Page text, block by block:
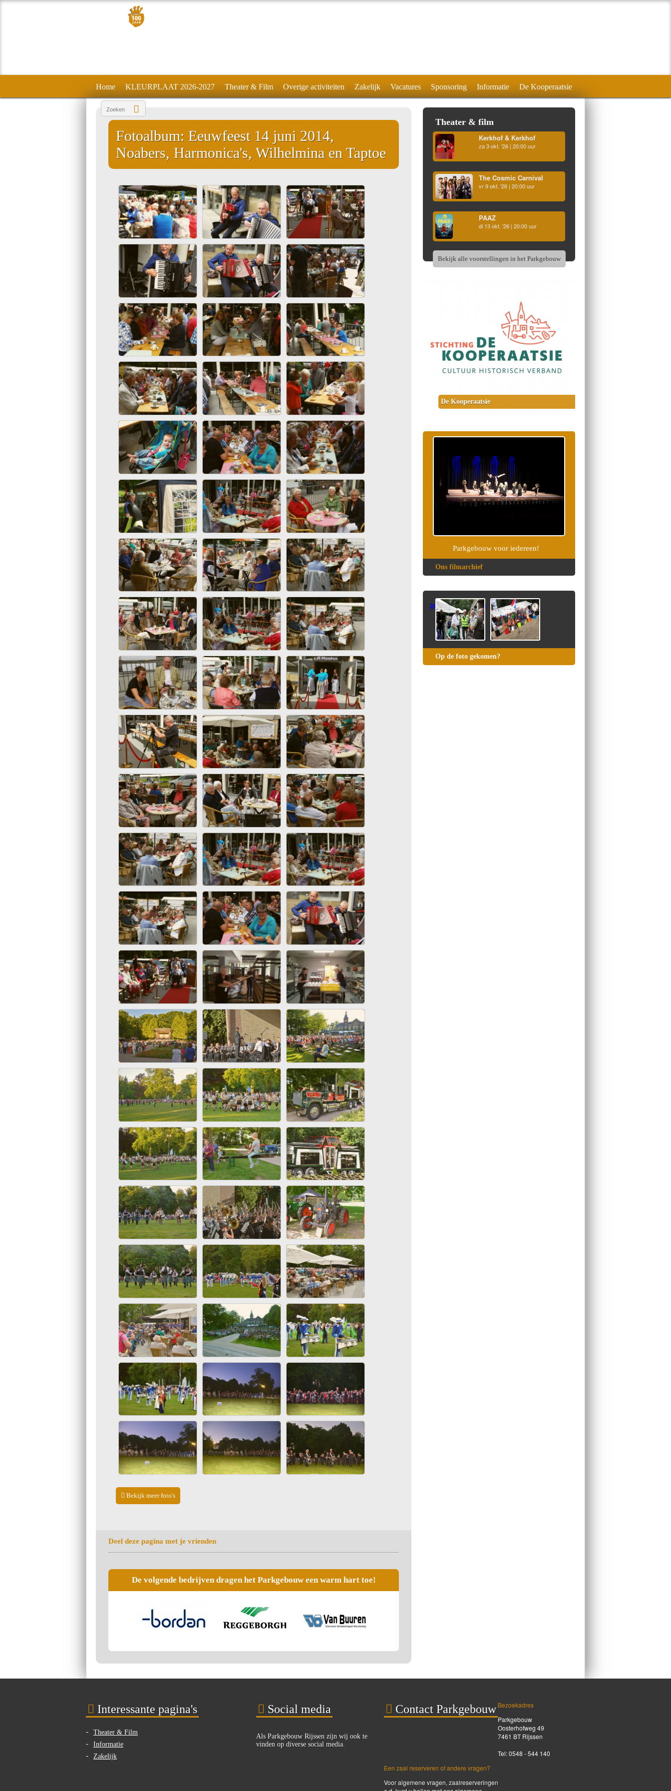
Home KLEURPLAAT 2026-2027 Theater & Film Overige activiteiten Zakelijk Vacatures Sponsoring Informatie De Kooperaatsie
Fotoalbum: Eeuwfeest 14 juni 2014,
Noabers, Harmonica's, Wilhelmina en Taptoe
Bekijk meer foto's
Deel deze pagina met je vrienden
De volgende bedrijven dragen het Parkgebouw een warm hart toe!
Theater & film
Kerkhof & Kerkhof
za 3 okt. '26 | 20:00 uur
The Cosmic Carnival
vr 9 okt. '26 | 20:00 uur
PAAZ
di 13 okt. '26 | 20:00 uur
Bekijk alle voorstellingen in het Parkgebouw
De Kooperaatsie
Parkgebouw voor iedereen!
Ons filmarchief
Op de foto gekomen?
Interessante pagina's
Theater & Film
Informatie
Zakelijk
Social media
Als Parkgebouw Rijssen zijn wij ook te
vinden op diverse social media.
Contact Parkgebouw Bezoekadres
Parkgebouw
Oosterhofweg 49
7461 BT Rijssen
Tel: 0548 - 544 140
Een zaal reserveren of andere vragen?
Voor algemene vragen, zaalreserveringen